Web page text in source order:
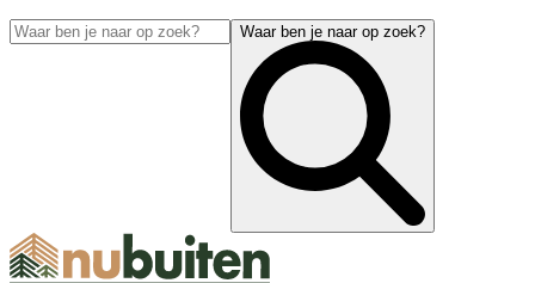
Waar ben je naar op zoek?